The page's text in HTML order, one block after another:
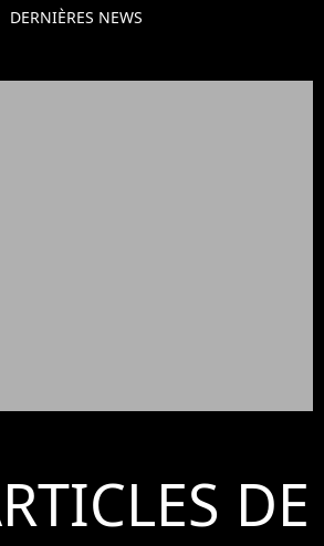
DERNIÈRES NEWS
DE